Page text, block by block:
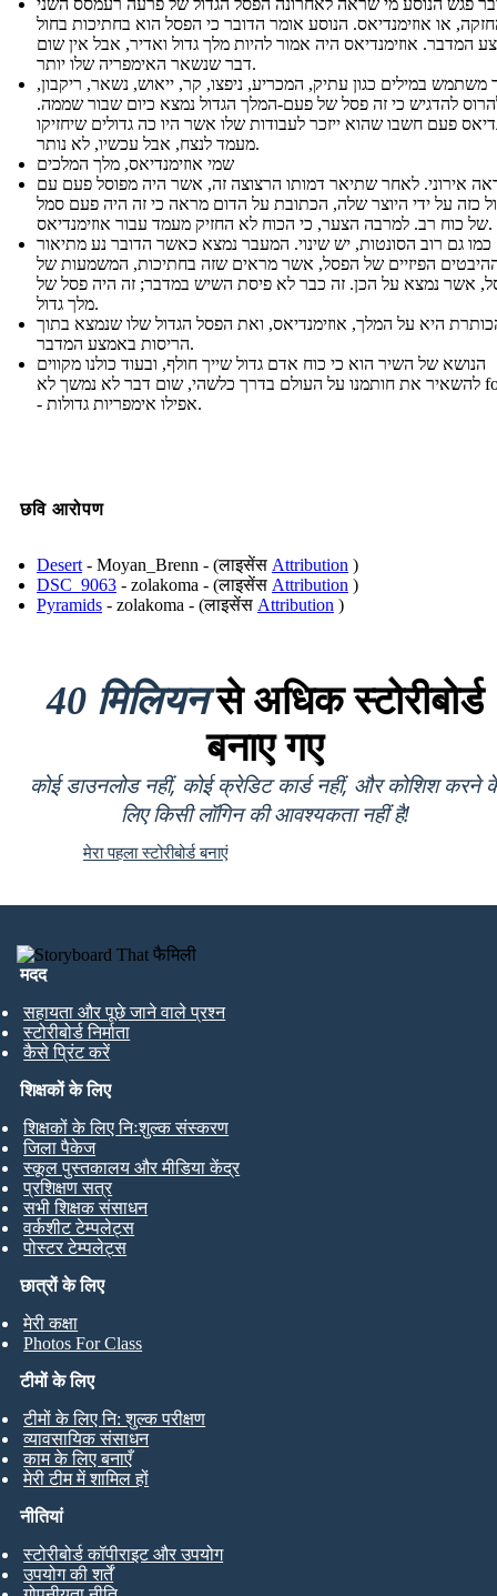
פגש הנוסע מי שראה לאחרונה הפסל הגדול של פרעה רעמסס השני
או אוזימנדיאס. הנוסע אומר הדובר כי הפסל הוא בחתיכות בחול
המדבר. אוזימנדיאס היה אמור להיות מלך גדול ואדיר, אבל אין שום
דבר שנשאר האימפריה שלו יותר.
משתמש במילים כגון עתיק, המכריע, ניפצו, קר, ייאוש, נשאר, ריקבון,
להדגיש כי זה פסל של פעם-המלך הגדול נמצא כיום שבור שממה.
פעם חשבו שהוא ייזכר לעבודות שלו אשר היו כה גדולים שיחזיקו
מעמד לנצח, אבל עכשיו, לא נותר.
שמי אוזימנדיאס, מלך המלכים
אירוני. לאחר שתיאר דמותו הרצוצה זה, אשר היה מפוסל פעם עם
כזה על ידי היוצר שלה, הכתובת על הדום מראה כי זה היה פעם סמל
של כוח רב. למרבה הצער, כי הכוח לא החזיק מעמד עבור אוזימנדיאס.
כמו גם רוב הסונטות, יש שינוי. המעבר נמצא כאשר הדובר נע מתיאור
הפיזיים של הפסל, אשר מראים שזה בחתיכות, המשמעות של
אשר נמצא על הכן. זה כבר לא פיסת השיש במדבר; זה היה פסל של
מלך גדול.
היא על המלך, אוזימנדיאס, ואת הפסל הגדול שלו שנמצא בתוך
הריסות באמצע המדבר.
הנושא של השיר הוא כי כוח אדם גדול שייך חולף, ובעוד כולנו מקווים
להשאיר את חותמנו על העולם בדרך כלשהי, שום דבר לא נמשך לא forever-
- אפילו אימפריות גדולות.
छवि आरोपण
Desert - Moyan_Brenn - (लाइसेंस Attribution )
DSC_9063 - zolakoma - (लाइसेंस Attribution )
Pyramids - zolakoma - (लाइसेंस Attribution )
40 मिलियनसे अधिक स्टोरीबोर्ड
बनाए गए
कोई डाउनलोड नहीं, कोई क्रेडिट कार्ड नहीं, और कोशिश करने
लिए किसी लॉगिन की आवश्यकता नहीं है!
मेरा पहला स्टोरीबोर्ड बनाएं
मदद
सहायता और पूछे जाने वाले प्रश्न
स्टोरीबोर्ड निर्माता
कैसे प्रिंट करें
छात्रों के लिए
मेरी कक्षा
Photos For Class
शिक्षकों के लिए
शिक्षकों के लिए निःशुल्क संस्करण
जिला पैकेज
स्कूल पुस्तकालय और मीडिया केंद्र
प्रशिक्षण सत्र
सभी शिक्षक संसाधन
वर्कशीट टेम्पलेट्स
पोस्टर टेम्पलेट्स
टीमों के लिए
टीमों के लिए नि: शुल्क परीक्षण
व्यावसायिक संसाधन
काम के लिए बनाएँ
मेरी टीम में शामिल हों
नीतियां
स्टोरीबोर्ड कॉपीराइट और उपयोग
उपयोग की शर्तें